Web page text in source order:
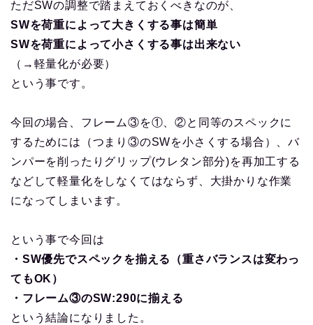
ただSWの調整で踏まえておくべきなのが、
SWを荷重によって大きくする事は簡単
SWを荷重によって小さくする事は出来ない
（→軽量化が必要）
という事です。
今回の場合、フレーム③を①、②と同等のスペックに
するためには（つまり③のSWを小さくする場合）、バ
ンパーを削ったりグリップ(ウレタン部分)を再加工する
などして軽量化をしなくてはならず、大掛かりな作業
になってしまいます。
という事で今回は
・SW優先でスペックを揃える（重さバランスは変わっ
てもOK）
・フレーム③のSW:290に揃える
という結論になりました。